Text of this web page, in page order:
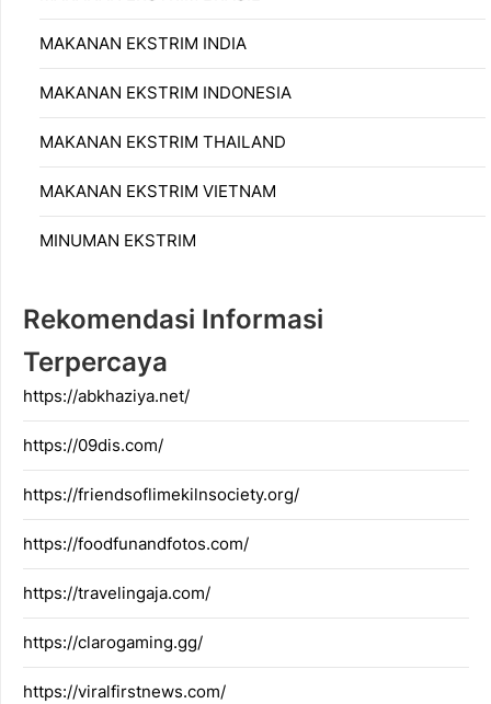
MAKANAN EKSTRIM INDIA
MAKANAN EKSTRIM INDONESIA
MAKANAN EKSTRIM THAILAND
MAKANAN EKSTRIM VIETNAM
MINUMAN EKSTRIM
Rekomendasi Informasi
Terpercaya
https://abkhaziya.net/
https://09dis.com/
https://friendsoflimekilnsociety.org/
https://foodfunandfotos.com/
https://travelingaja.com/
https://clarogaming.gg/
https://viralfirstnews.com/